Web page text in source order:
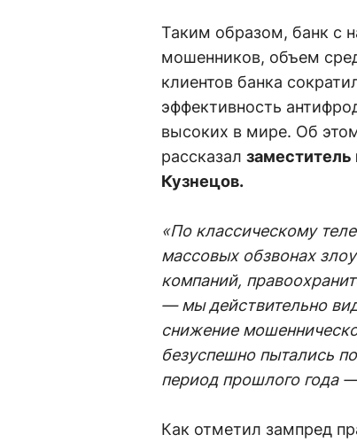
Таким образом, банк с
мошенников, объем
клиентов банка
эффективность
высоких в мире. Об
рассказал заместитель
Кузнецов.
«По классическому
массовых обзвонах
компаний,
— мы действительно
снижение
безуспешно пытались
период прошлого года
Как отметил зампред